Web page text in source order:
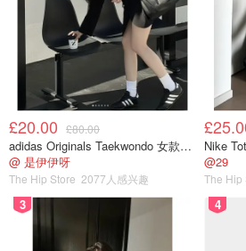
£20.00 £80.00
adidas Originals Taekwondo 女款黑色运动鞋
@ 是伊伊呀
The Hip Store 2077人感兴趣
Nike
@29
The Hip
3 4